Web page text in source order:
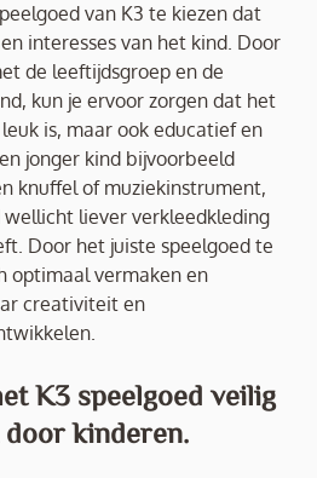
van K3 te kiezen dat
interesses van het kind. Door
de leeftijdsgroep en de
kun je ervoor zorgen dat het
is, maar ook educatief en
jonger kind bijvoorbeeld
knuffel of muziekinstrument,
liever verkleedkleding
Door het juiste speelgoed te
optimaal vermaken en
creativiteit en
K3 speelgoed veilig
kinderen.